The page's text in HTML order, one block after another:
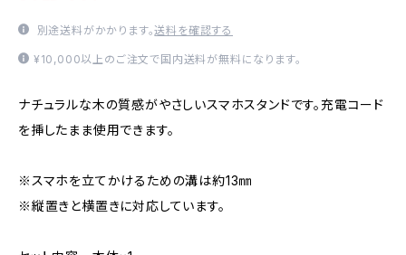
別途送料がかかります。送料を確認する
¥10,000以上のご注文で国内送料が無料になります。
ナチュラルな木の質感がやさしいスマホスタンドです。充電コード
を挿したまま使用できます。
※スマホを立てかけるための溝は約13㎜
※縦置きと横置きに対応しています。